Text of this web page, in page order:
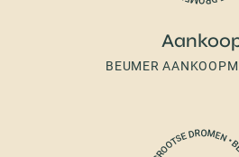
BEUMER